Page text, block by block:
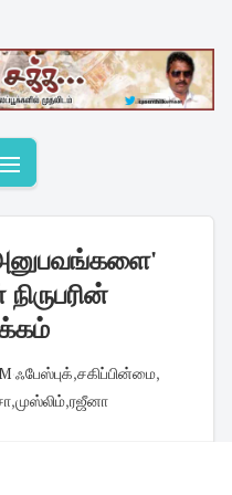
ஃபேஸ்புக்,சகிப்பின்மை,
,முஸ்லிம்,ரஜீனா